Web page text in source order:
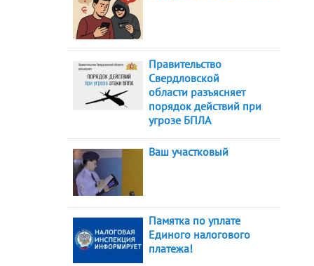
Правительство
Свердловской
области разъясняет
порядок действий при
угрозе БПЛА
Ваш участковый
Памятка по уплате
Единого налогового
платежа!